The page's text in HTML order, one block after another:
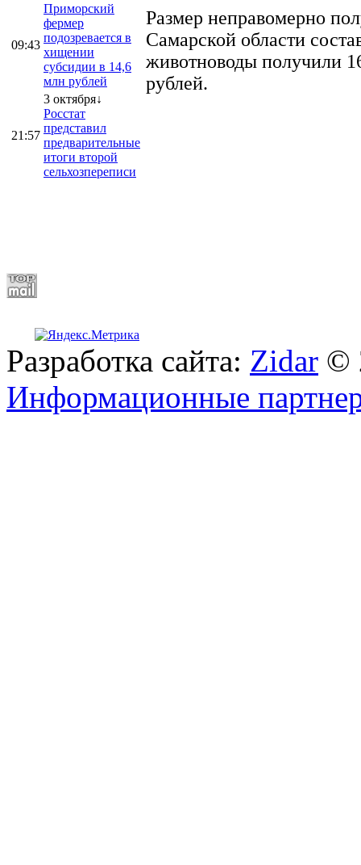
09:43
Приморский
фермер
подозревается в
хищении
субсидии в 14,6
млн рублей
21:57
3 октября↓
Росстат
представил
предварительные
итоги второй
сельхозпереписи
Размер неправомерно
Самарской области
животноводы получили
рублей.
Разработка сайта: Zidar ©
Информационные